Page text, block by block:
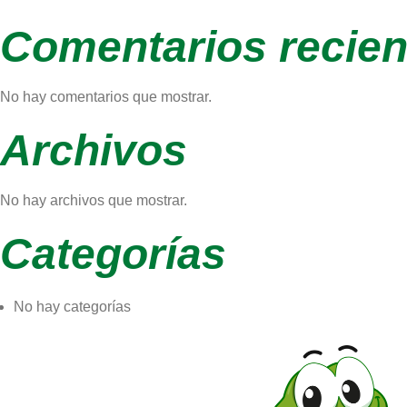
Comentarios
No hay comentarios que mostrar.
Archivos
No hay archivos que mostrar.
Categorías
No hay categorías